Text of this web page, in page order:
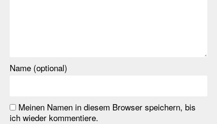
Name (optional)
Meinen Namen in diesem Browser speichern, bis
ich wieder kommentiere.